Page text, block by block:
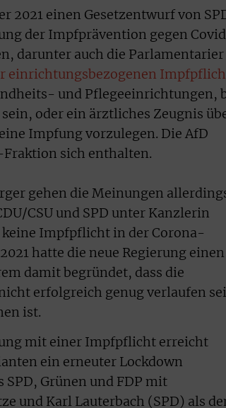
2021 einen Gesetzentwurf von
der Impfprävention gegen
darunter auch die Parlamentarier
einrichtungsbezogenen
und Pflegeeinrichtungen,
oder ein ärztliches Zeugnis
Impfung vorzulegen. Die AfD
sich enthalten.
gehen die Meinungen
CSU und SPD unter Kanzlerin
keine Impfpflicht in der Corona-
hatte die neue Regierung einen
damit begründet, dass die
erfolgreich genug verlaufen sei
ist.
mit einer Impfpflicht erreicht
ein erneuter Lockdown
SPD, Grünen und FDP mit
und Karl Lauterbach (SPD) als